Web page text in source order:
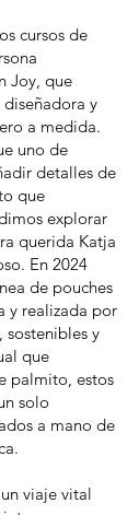
cursos de
Joy, que
diseñadora y
a medida.
uno de
detalles de
que
explorar
querida Katja
En 2024
de pouches
y realizada por
sostenibles y
que
palmito, estos
solo
a mano de
viaje vital